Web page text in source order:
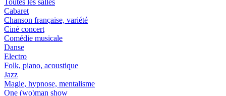
Cabaret
Chanson française, variété
Ciné concert
Comédie musicale
Danse
Electro
Folk, piano, acoustique
Jazz
Magie, hypnose, mentalisme
One (wo)man show